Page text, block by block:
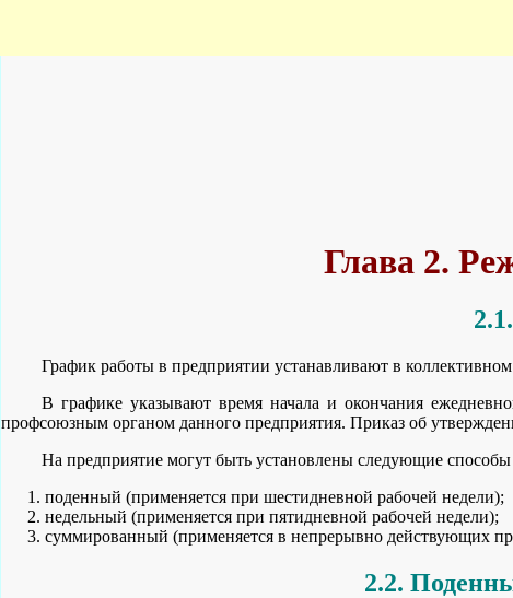
Глава 2.
График работы в предприятии устанавливают в
В графике указывают время начала и окончания
профсоюзным органом данного предприятия. Приказ об
На предприятие могут быть установлены следующие способы
поденный (применяется при шестидневной рабочей недели);
недельный (применяется при пятидневной рабочей недели);
суммированный (применяется в непрерывно действующих
2.2.